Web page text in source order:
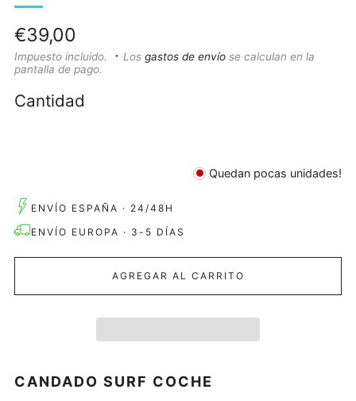
Precio
habitual
€39,00
Impuesto incluido. Los gastos de envío se calculan en la
pantalla de pago.
Cantidad
Quedan pocas unidades!
ENVÍO ESPAÑA · 24/48H
ENVÍO EUROPA · 3-5 DÍAS
AGREGAR AL CARRITO
CANDADO SURF COCHE